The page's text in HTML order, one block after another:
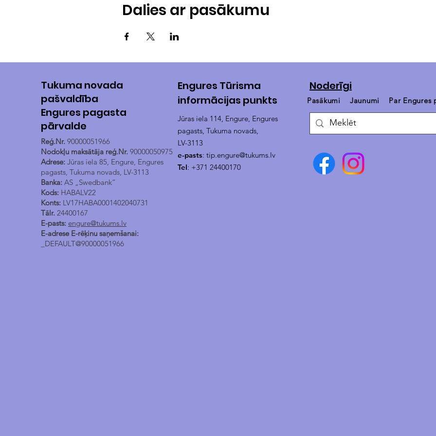
Dalies ar pasākumu
Tukuma novada
pašvaldība
Engures pagasta
pārvalde
Reģ.Nr. 90000051966
Nodokļu maksātāja reģ.Nr. 90000050975
Adrese: Jūras iela 85, Engure, Engures
pagasts, Tukuma novads, LV-3113
Banka: AS „Swedbank”
Kods: HABALV22
Konts: LV17HABA0001402040731
Tālr. 24400167
E-pasts: engure@tukums.lv
E-adrese E-rēķinu saņemšanai:
_DEFAULT@90000051966
Engures Tūrisma
informācijas punkts
Jūras iela 114, Engure, Engures
pagasts, Tukuma novads,
LV-3113
e-pasts: tip.engure@tukums.lv
Tel: +371 24400170
Noderīgi
Pasākumi Jaunumi Par Engures